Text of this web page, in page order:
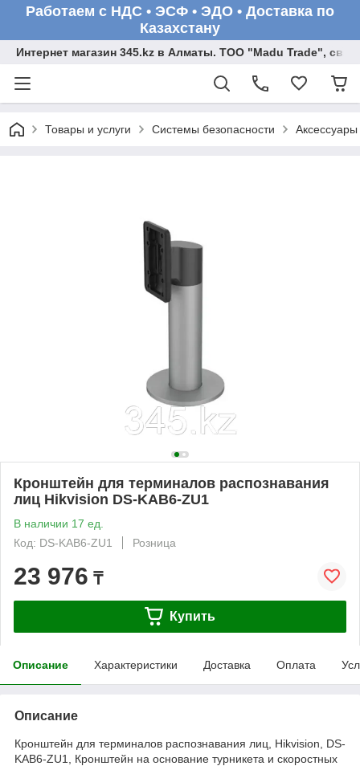
Работаем с НДС • ЭСФ • ЭДО • Доставка по
Казахстану
Интернет магазин 345.kz в Алматы. ТОО "Madu Trade",
Товары и услуги Системы безопасности Аксессуары
Кронштейн для терминалов распознавания
лиц Hikvision DS-KAB6-ZU1
В наличии 17 ед.
Код: DS-KAB6-ZU1
Розница
23 976 ₸
Купить
Описание Характеристики Доставка Оплата
Описание
Кронштейн для терминалов распознавания лиц, Hikvision, DS-
KAB6-ZU1, Кронштейн на основание турникета и скоростных